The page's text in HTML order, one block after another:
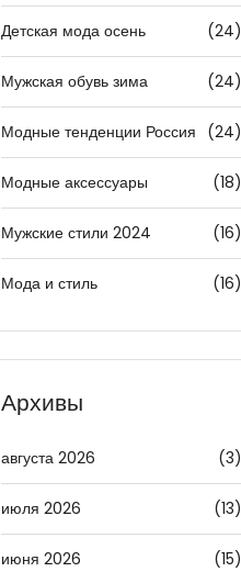
Детская мода осень (24)
Мужская обувь зима (24)
Модные тенденции Россия (24)
Модные аксессуары (18)
Мужские стили 2024 (16)
Мода и стиль (16)
Архивы
августа 2026 (3)
июля 2026 (13)
июня 2026 (15)